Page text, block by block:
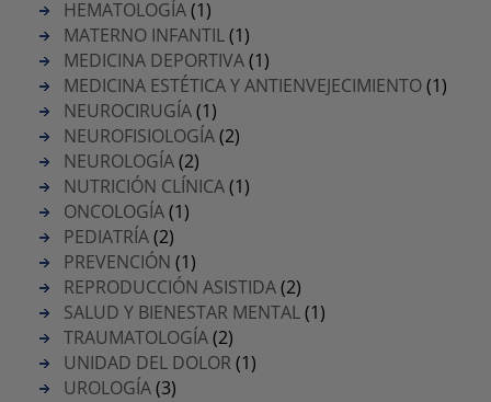
HEMATOLOGÍA(1)
MATERNO INFANTIL(1)
MEDICINA DEPORTIVA(1)
MEDICINA ESTÉTICA Y ANTIENVEJECIMIENTO(1)
NEUROCIRUGÍA(1)
NEUROFISIOLOGÍA(2)
NEUROLOGÍA(2)
NUTRICIÓN CLÍNICA(1)
ONCOLOGÍA(1)
PEDIATRÍA(2)
PREVENCIÓN (1)
REPRODUCCIÓN ASISTIDA(2)
SALUD Y BIENESTAR MENTAL(1)
TRAUMATOLOGÍA(2)
UNIDAD DEL DOLOR(1)
UROLOGÍA(3)